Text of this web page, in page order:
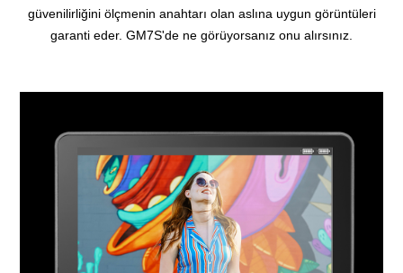
güvenilirliğini ölçmenin anahtarı olan aslına uygun görüntüleri
garanti eder. GM7S'de ne görüyorsanız onu alırsınız.